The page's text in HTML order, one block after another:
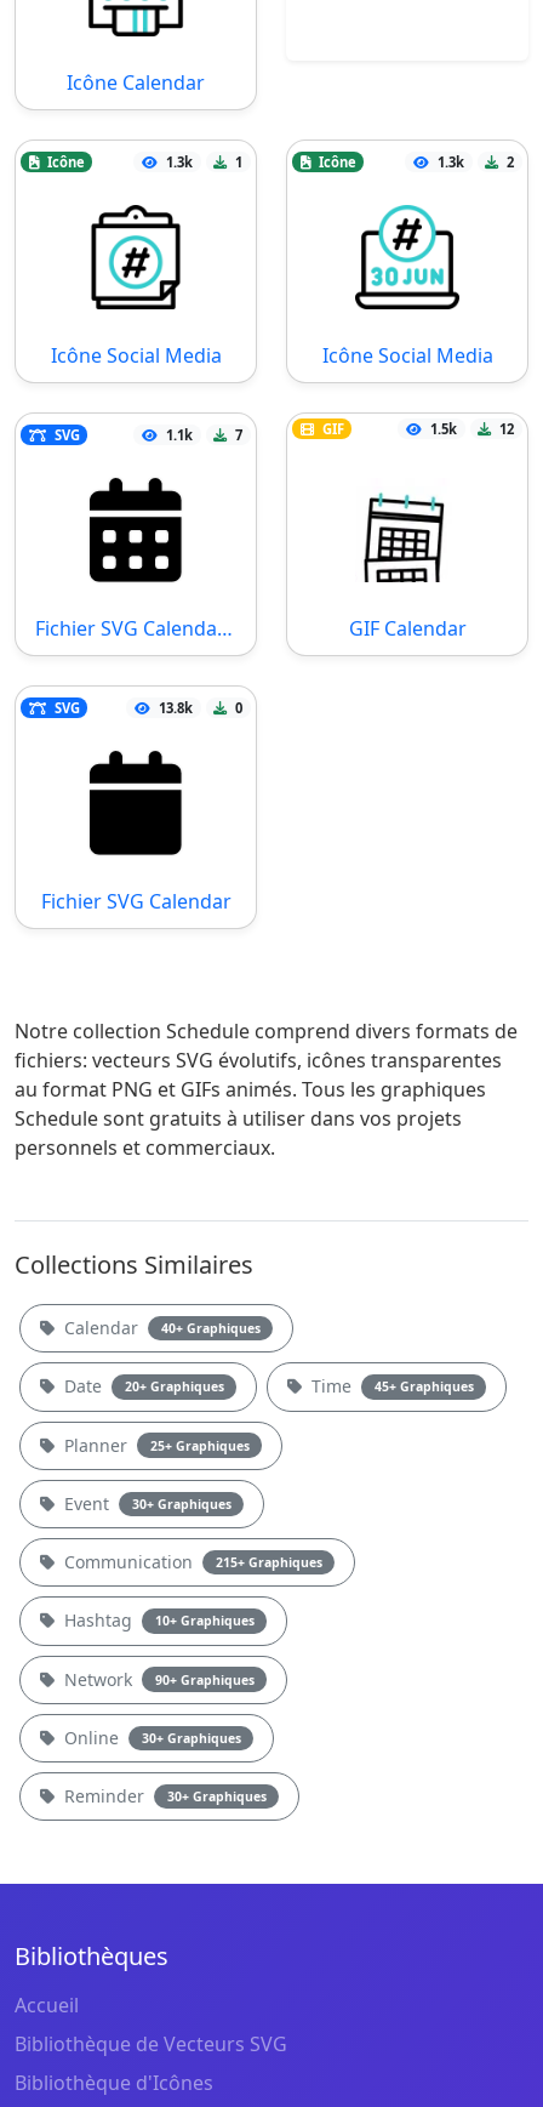
Icône Calendar
Icône 1.3k 1
Icône Social Media
Icône 1.3k 2
Icône Social Media
SVG 1.1k 7
Fichier SVG Calendar Days
GIF 1.5k 12
GIF Calendar
SVG 13.8k 0
Fichier SVG Calendar
Notre collection Schedule comprend divers formats de
fichiers: vecteurs SVG évolutifs, icônes transparentes
au format PNG et GIFs animés. Tous les graphiques
Schedule sont gratuits à utiliser dans vos projets
personnels et commerciaux.
Collections Similaires
Calendar 40+ Graphiques
Date 20+ Graphiques Time 45+ Graphiques
Planner 25+ Graphiques
Event 30+ Graphiques
Communication 215+ Graphiques
Hashtag 10+ Graphiques
Network 90+ Graphiques
Online 30+ Graphiques
Reminder 30+ Graphiques
Bibliothèques
Accueil
Bibliothèque de Vecteurs SVG
Bibliothèque d'Icônes